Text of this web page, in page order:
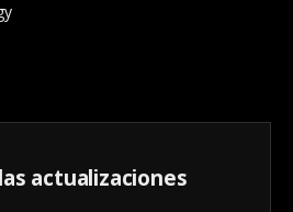
actualizaciones